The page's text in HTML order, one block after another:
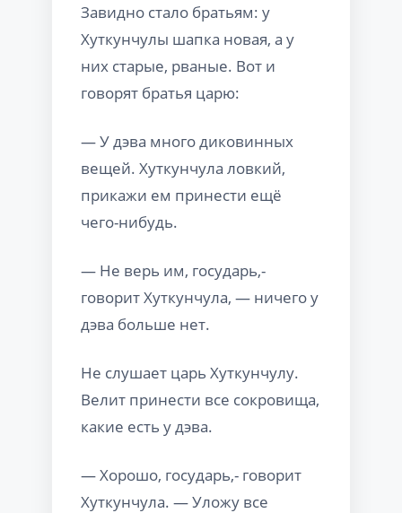
Завидно стало братьям: у
Хуткунчулы шапка новая, а у
них старые, рваные. Вот и
говорят братья царю:
— У дэва много диковинных
вещей. Хуткунчула ловкий,
прикажи ем принести ещё
чего-нибудь.
— Не верь им, государь,-
говорит Хуткунчула, — ничего у
дэва больше нет.
Не слушает царь Хуткунчулу.
Велит принести все сокровища,
какие есть у дэва.
— Хорошо, государь,- говорит
Хуткунчула. — Уложу все